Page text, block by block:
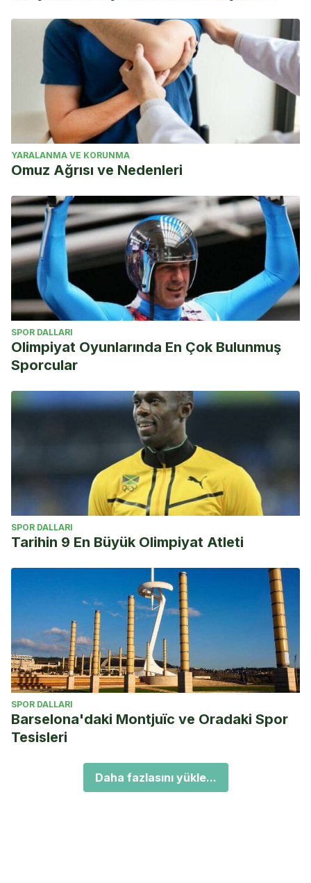
YARALANMA VE KORUNMA
Omuz Ağrısı ve Nedenleri
SPOR DALLARI
Olimpiyat Oyunlarında En Çok Bulunmuş
Sporcular
SPOR DALLARI
Tarihin 9 En Büyük Olimpiyat Atleti
SPOR DALLARI
Barselona'daki Montjuïc ve Oradaki Spor
Tesisleri
Daha fazlasını yükle...